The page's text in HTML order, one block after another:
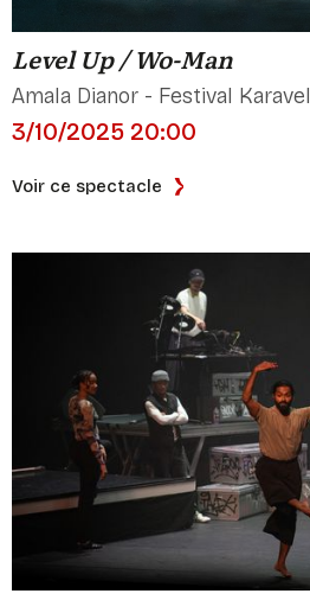
Level Up / Wo-Man
Amala Dianor - Festival Karavel
3/10/2025 20:00
Voir ce spectacle